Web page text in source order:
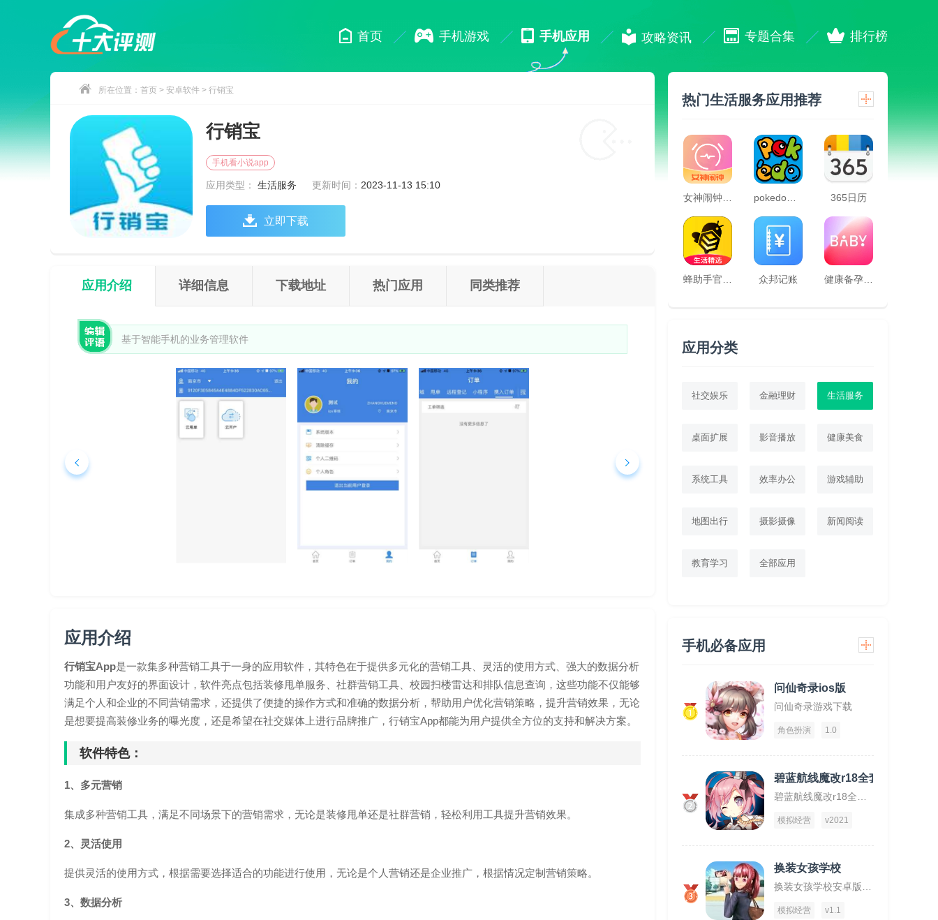
首页 手机游戏 手机应用 攻略资讯 专题合集 排行榜
所在位置： 首页 > 安卓软件 > 行销宝
行销宝
手机看小说app
应用类型： 生活服务 更新时间： 2023-11-13 15:10
立即下载
应用介绍 详细信息 下载地址 热门应用 同类推荐
基于智能手机的业务管理软件
应用介绍
行销宝App是一款集多种营销工具于一身的应用软件，其特色在于提供多元化的营销工具、灵活的使用方式、强大的数据分析
功能和用户友好的界面设计，软件亮点包括装修甩单服务、社群营销工具、校园扫楼雷达和排队信息查询，这些功能不仅能够
满足个人和企业的不同营销需求，还提供了便捷的操作方式和准确的数据分析，帮助用户优化营销策略，提升营销效果，无论
是想要提高装修业务的曝光度，还是希望在社交媒体上进行品牌推广，行销宝App都能为用户提供全方位的支持和解决方案。
软件特色：
1、多元营销
集成多种营销工具，满足不同场景下的营销需求，无论是装修甩单还是社群营销，轻松利用工具提升营销效果。
2、灵活使用
提供灵活的使用方式，根据需要选择适合的功能进行使用，无论是个人营销还是企业推广，根据情况定制营销策略。
3、数据分析
热门生活服务应用推荐
365日历
众邦记账
应用分类
社交娱乐 金融理财 生活服务
桌面扩展 影音播放 健康美食
系统工具 效率办公 游戏辅助
地图出行 摄影摄像 新闻阅读
教育学习 全部应用
手机必备应用
1
问仙奇录ios版
问仙奇录游戏下载
角色扮演 1.0
2
碧蓝航线魔改r18全套补丁破解版
模拟经营 v2021
3
换装女孩学校
模拟经营 v1.1